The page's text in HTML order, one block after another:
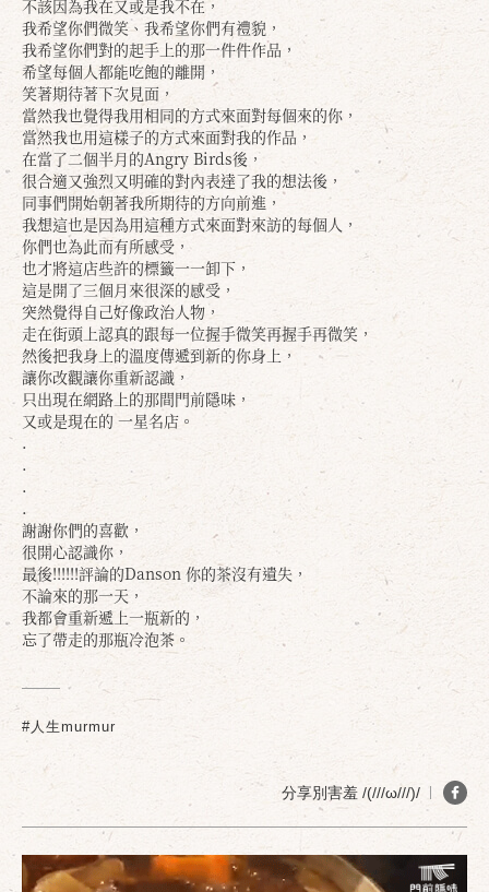
不該因為我在又或是我不在，
我希望你們微笑、我希望你們有禮貌，
我希望你們對的起手上的那一件件作品，
希望每個人都能吃飽的離開，
笑著期待著下次見面，
當然我也覺得我用相同的方式來面對每個來的你，
當然我也用這樣子的方式來面對我的作品，
在當了二個半月的Angry Birds後，
很合適又強烈又明確的對內表達了我的想法後，
同事們開始朝著我所期待的方向前進，
我想這也是因為用這種方式來面對來訪的每個人，
你們也為此而有所感受，
也才將這店些許的標籤一一卸下，
這是開了三個月來很深的感受，
突然覺得自己好像政治人物，
走在街頭上認真的跟每一位握手微笑再握手再微笑，
然後把我身上的溫度傳遞到新的你身上，
讓你改觀讓你重新認識，
只出現在網路上的那間門前隱味，
又或是現在的 一星名店。
.
.
.
.
謝謝你們的喜歡，
很開心認識你，
最後!!!!!!評論的Danson 你的茶沒有遺失，
不論來的那一天，
我都會重新遞上一瓶新的，
忘了帶走的那瓶冷泡茶。
#人生murmur
分享別害羞 /(///ω///)/
確定 取消